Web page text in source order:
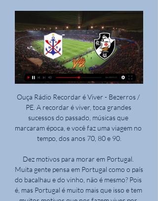
Ouça Rádio Recordar é Viver - Bezerros / PE. A recordar é viver, toca grandes sucessos do passado, músicas que marcaram época, e você faz uma viagem no tempo, dos anos 70, 80 e 90.

Dez motivos para morar em Portugal. Muita gente pensa em Portugal como o país do bacalhau e do vinho, não é mesmo? Pois é, mas Portugal é muito mais que isso e tem muitos motivos que nos fazem viver por aqui. Vou contar um pouquinho para vocês. 1 – O...

08 de agosto de 2017. desporto. FUTEBOL> > OLIVEIRENSE DEFRONTA HOJE O BENFICA B E PEDRO MIGUEL QUER OLIVEIRENSE NA MÁXIMA FORÇA “Queremos entrar no campeonato com uma vitória” A Oliveirense dá hoje o pontapé de saída na II Liga frente ao Benfica B num encontro que marca o regresso do clube de Oliveira de Azeméis a este campeonato.

Feriados Municipais de 2019 em SAO_CAETANO_DO_SUL - São Paulo. Amanhã é feriado? Hoje é feriado de que? Veja todas as informações sobre os próximos feriados.

Raul Alarcón 80º Aniversário 81 anos de Nuno Pinto da Costa 86 anos 9 de Julho 9º Aniversário do Estádio do Dragão A “Volta” ganha por José Pacheco do F C Porto A (minha) “Pele Portista” A 2ª Bota D’ Ouro de Fernando Gomes À Atenção Superior do FC Porto A Bola A Camisola de Pedroto A célebre vitória que fez apagar a Luz.

Marcílio Dias x Vasco: onde assistir e escalações do jogo há 1 dia — Pela primeira fase da competição, Cruzmaltino visita equipe catarinense, nesta terça-feira, 27; em Itajaí; saiba as principais informações.

28 de out de 2019- Explore a pasta "flamengo" de jsserigrafia, seguida por 182 pessoas no Pinterest. Veja mais ideias sobre Flamengo, Clube de regatas flamengo e Flamengo fc.

Marcílio Dias x Vasco: onde assistir ao vivo, horário há 1 dia — Nesta terça-feira (27), o Vasco da Gama vai encarar o Marcílio Dias no Gigantão das Avenidas, em Itajaí, Santa Catarina, ...

Num particular realizado na Costa do Marfim, levou a melhor a equipa da casa. Mais reputados e com mais soluções do que Angola, os 'Elefantes', vencedores da última edição da Taça das Nações Africanas, derrotaram os 'Palancas Negras' sem grande dificuldade.

O programa será transmitido ao vivo pela RTP1,. , de 19 anos, que integrou o estágio da Selecção portuguesa de sub-19, juntou-se agora aos colegas de posição Makaridze e Milton. , das circunstâncias que elevaram à doação da Câmara Municipal de Setúbal ao Vitória FC da totalidade das acções detidas pela autarquia na SAD do.

Nosso serviço de consultoria é direcionado a empresas de pequeno e médio porte, localizadas na cidade de Guarapari - ES. Oferecemos soluções empresarias nas áreas de Gestão de Pessoas, Marketing, Finanças e Organização & Processos.

Noite das Bruxas no Centro Ciência Viva de Tavira. O Mundo de Sophia. Bruno Nogueira stand-up comedy no Cine-Teatro Louletano. Portugal - Lituânia a Seleção Nacional de Futebol volta ao Algarve. 15. Festival Spoken Word - 3ª Edição Calceteiros de Letras em Faro. 16.

De volta à Série C, após chegar ao vice-campeonato da Série D do ano passado, o Treze Futebol Clube vem passando por um momento de mudanças para o início da competição. Flávio Araújo chegou para a sua segunda passagem na equipe.

Homem armado ameaça passageiros em ônibus na Ponte Rio-Niterói Durou três horas e meia o sequestro de um ônibus na Ponte Rio-Niterói. Às 9h02, o criminoso foi baleado na perna por um atirador de elite ao descer do coletivo. Às 9h18, a PM afirmou que o sequestrador estava morto. O bandido fizera 36 passageiros e […]

Com localização privilegiada, o Hotel Sheraton São Paulo conta com acessos pela Marginal do Rio Pinheiros e por importantes vias da região, como a Avenida Engenheiro Luís Carlos Berrini e a Avenida dos Bandeirantes. Apenas 6km do Aeroporto de Congonhas e a 36km do Aeroporto Internacional de Guarulhos.

Algodãozinho é uma menina que vive algures na Floresta das Estrelas Cadentes e que quase todas as noites recebe no seu velho casebre a visita de pequenas estrelas que se perdem no imenso universo e que ali vêm em busca de uma ajuda. É que Algodãozinho tem a arte única de consertar estrelas que caem nas suas loucas correrias espaciais.

Preconceitos tropicais A expressão doenças tropicais, ou exóticas, causou, e ainda causa, muita polêmica no meio científico. Várias pesquisas e artigos foram produzidos para mostrar que o termo traduzia um preconceito dos colonizadores europeus em …

Flamengo x Santos - Brasileiro Série A - Minuto a Minuto Terra. Finalização defendida junto ao lado inferior direito do gol. Bruno Henrique (Santos) finalização com o pé direito de fora da área.

Médicos têm que escolher quem vive Hospital de Bonsucesso RJ Não há profissionais de saúde para que elas entrem em funcionamento, apesar de uma decisão judicial ter determinado, em outubro de 2017, que a Secretaria de Atenção à Saúde do Ministério da …

Então um Belenenses tão fervoroso, e afinal quando toca à acção, ficamos por casa ou há outras prioridades?! Depois há aquele pessoal que acha que já fez tudo pelo Belenenses, e já não precisa de provar mais nada e ainda se acham superiores a todos aqueles que lutam pelo clube.

Assistir Barcelona x Napoli Ao Vivo 10/08/19, Barcelona e Napoli Online, Assistir Barcelona x Napoli Ao Vivo Online, Watch Barcelona x Napoli Live Stream, Assistir Barcelona x Napoli,. Venha agora mesmo assistir o melhor site de transmissões esportivas, facilidade Futebol Online 1.

O resultado da pesquisa explica por que a audiência da transmissão do Brasileirão na televisão está tão baixa e vem caindo anualmente. As emissoras acreditavam que Flamengo e Corinthians possuíam as maiores torcidas do país e priorizavam esses times. Agora, a situação deve mudar e revolucionar a transmissão de futebol na TV.

Confira aqui a programação de shows e eventos da casa de show Bossa Nova no Barra da Tijuca Rio de Janeiro e fique atualizado quando os próximos eventos acontecerão por lá.

Marcílio Dias x Vasco pela Copa do Brasil: Onde assistir há 1 dia — A bola vai rolar no gramado do Gigantão das Avenidas, em Itajaí (SC), às 21h30min, e contará com transmissão ao vivo na CBN Floripa e CBN ...

Basquetebol: Oliveirense e Ovarense iniciam disputa por lugar na final do play-off. Qui, 23/05/2019 - 07:51Oliveirense e Ovarense iniciam, esta noite, o duelo pela presença na final da Liga de Basquetebol. O arranque acontece, às 21h, em Oliveira de Azeméis, com transmissão na FPBtv.

Aqui você aprende como assistir a Paraná Clube x Atlético-MG ao vivo, online e grátis. O jogo da Copa do Brasil, será disputado dia 10/05/2017 às 21:45 hs.

141 moradias em Loulé, a partir de 13.000 euros de particulares e imobiliárias. moradias em Loulé: anúncios de particular a particular e de agências imobiliárias.

Listamos 1.844 Carros à venda para a sua busca toyota corolla xei automatico sp flex com preços a partir de R$37.890. Busque em milhares de anúncios e encontre Toyota Corolla em sé, são …

O evento ao vivo Paulistano SP U22 São José dos Campos U22 (e grátis transmissão de video em directo online) começa em 29.8.2019. às 16:00 (Hora UTC) como parte do LDB, Brazil.

Página Principal > Brasil > São Paulo, SP > Academias > Hora do Show do Timão . Hora do Show do Timão . Academias nas proximidades. Nutricionista Fernando Rocker Avenida Paulista, 326 sala 32 . Thielle Felix • Empreendedora Avenida Paulista, 575 . Elas Pedem Pra Multiplicar Av. Paulista .

Velo Clube 1 x 1 XV de Piracicaba - Nhô Quim arranca empate e Galo tem G4 ameaçado. Atibaia e Noroeste podem ultrapassar a equipe de Rio Claro e entrar na zona de classificação.. Essa partida contou com transmissão da Rádio Futebol Interior em parceira com a Rádio Educadora de Piracicaba,.

Gustavo Henrique fala em tom de despedida do Santos; zagueiro é alvo de Flamengo e Corinthians. 16 de Outubro de 2019 às 11:15. vou viver dentro de um aquário e não conseguirei sair de lá. Claro que o financeiro é importante, estou com 26 anos, tenho família, mais oito ou 10 anos de carreira e tenho que pensar no financeiro, sim.

Veja aqui a programação para São Caetano x São Paulo Saber onde encontrar a programação da transmissão de Jogo ao Vivo? É no Perspectiva Online. Você saberá a data em que ocorre, o horário de início da transmissão e em qual canal poderá assistir ao jogo. TRANSMISSÃO DO Quando? São Caetano x São Paulo – ocorre…

Gabriel Filipe está no Facebook. Participe do Facebook para se conectar com Gabriel Filipe e outros que você talvez conheça. O Facebook oferece às...

Marcílio Dias x Vasco: confira prováveis escalações e há 1 dia — O Vasco da Gama dará uma pausa no Campeonato Carioca para estrear na primeira fase da Copa do Brasil, na noite desta terça-feira.

Marcílio Dias x Vasco pela Copa do Brasil 2024 há 4 horas — Nesta terça-feira (27), o jogo Marcílio Dias x Vasco, válido pela ida da Primeira Fase da Copa do Brasil 2024, terá transmissão ao vivo.

XV de Piracicaba traz 3 reforços antes de encarar time chinês. Porém, devido às fortes chuvas que têm atingido Piracicaba nos últimos dias, o jogo foi transferido para a cidade de Atibaia, onde o time chinês realiza a sua pré. Transmissões ao vivo dos jogos dos principais times do …

Bragantino x Ponte Preta vão se enfrentar nesta terça-feira (23) e você confere todas as informações da partida aqui. O jogo vai ser válido pela 11ª rodada do Campeonato Brasileiro Série Bde 2019. A partida está marcada para iniciar às 20h30(horário de Brasília) e será realizada no Estádio Nabi Abi Chedid, que fica localizado em […]

Campinas, SP, 05 (AFI) - A Ponte Preta segue sem vencer no Estádio Moisés Lucarelli no Campeonato Paulista. Na noite desta segunda-feira, o time campineiro perdeu para o Bragantino pelo placar de 1 a 0, pela décima rodada, ligando assim o sinal de alerta para esta reta final da competição.

Criciúma esporte clube x Palmeiras: transmissão do jogo ao vivo. Compartilhe Tweet Inscreva-se. Criciúma esporte clube x Palmeiras se enfrentam na Arena Condá, em Chapecó, em partida válida pela 22ª rodada do Campeonato Brasileiro, a terceira rodada do